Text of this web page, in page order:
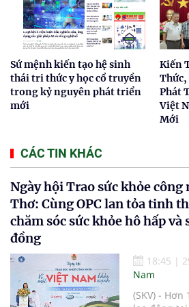
Sứ mệnh kiến tạo hệ sinh
thái tri thức y học cổ truyền
trong kỷ nguyên phát triển
mới
Kiến
Thức,
Phát
Việt
Mới
CÁC TIN KHÁC
Ngày hội Trao sức khỏe công
Thơ: Cùng OPC lan tỏa tinh
chăm sóc sức khỏe hô hấp và
đồng
18:45 |
Nam
(SKV) -